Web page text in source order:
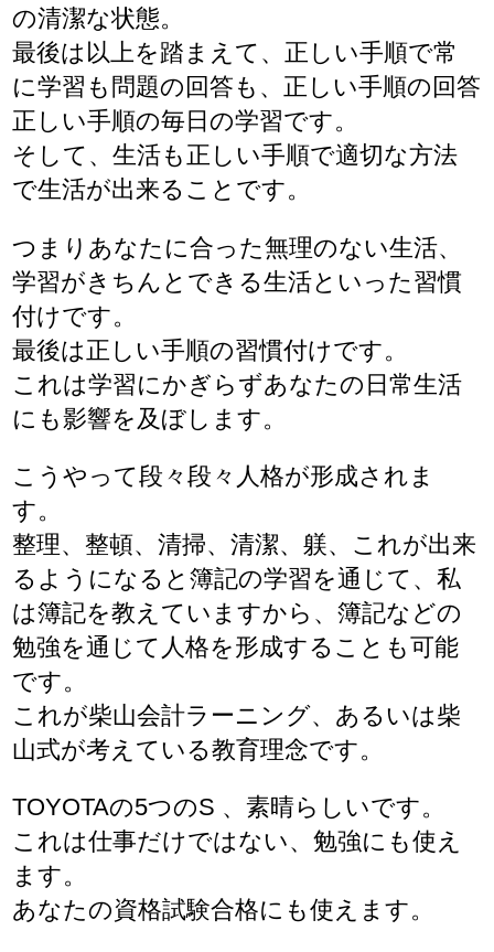
の清潔な状態。
最後は以上を踏まえて、正しい手順で常
に学習も問題の回答も、正しい手順の回答
正しい手順の毎日の学習です。
そして、生活も正しい手順で適切な方法
で生活が出来ることです。
つまりあなたに合った無理のない生活、
学習がきちんとできる生活といった習慣
付けです。
最後は正しい手順の習慣付けです。
これは学習にかぎらずあなたの日常生活
にも影響を及ぼします。
こうやって段々段々人格が形成されま
す。
整理、整頓、清掃、清潔、躾、これが出来
るようになると簿記の学習を通じて、私
は簿記を教えていますから、簿記などの
勉強を通じて人格を形成することも可能
です。
これが柴山会計ラーニング、あるいは柴
山式が考えている教育理念です。
TOYOTAの5つのS 、素晴らしいです。
これは仕事だけではない、勉強にも使え
ます。
あなたの資格試験合格にも使えます。